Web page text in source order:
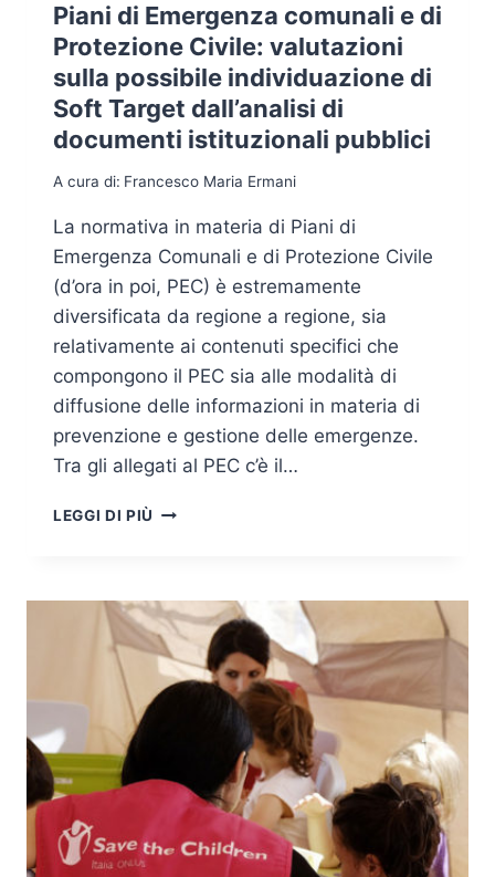
Piani di Emergenza comunali e di
Protezione Civile: valutazioni
sulla possibile individuazione di
Soft Target dall’analisi di
documenti istituzionali pubblici
A cura di: Francesco Maria Ermani
La normativa in materia di Piani di
Emergenza Comunali e di Protezione Civile
(d’ora in poi, PEC) è estremamente
diversificata da regione a regione, sia
relativamente ai contenuti specifici che
compongono il PEC sia alle modalità di
diffusione delle informazioni in materia di
prevenzione e gestione delle emergenze.
Tra gli allegati al PEC c’è il…
LEGGI DI PIÙ PIANI
E
DI
PROTEZIONE
CIVILE:
VALUTAZIONI
INDIVIDUAZIONE
SOFT
TARGET
DALL’ANALISI